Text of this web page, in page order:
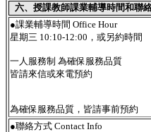
六、授課教師課業輔導時間和聯
●課業輔導時間 Office Hour
星期三 10:10-12:00，或另約時間
一人服務制 為確保服務品質
皆請來信或來電預約
為確保服務品質，皆請事前預約
●聯絡方式 Contact Info